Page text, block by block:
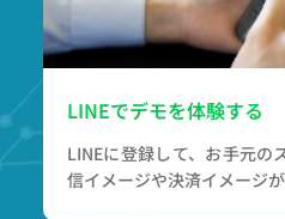
LINEでデモを体験する
LINEに登録して、お手元の
信イメージや決済イメージが